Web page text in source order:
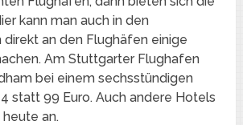
kann man auch in den
direkt an den Flughäfen einige
Am Stuttgarter Flughafen
bei einem sechsstündigen
statt 99 Euro. Auch andere Hotels
an.